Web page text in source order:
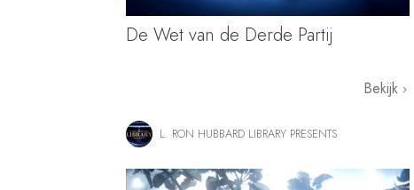
De Wet van de Derde Partij
Bekijk
L. RON HUBBARD LIBRARY PRESENTS